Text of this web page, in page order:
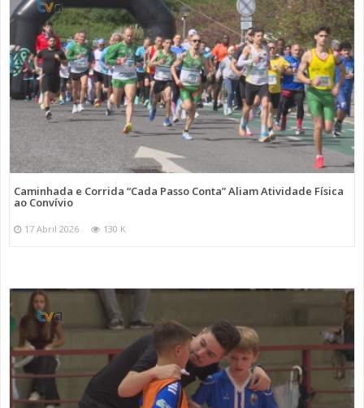
Caminhada e Corrida “Cada Passo Conta” Aliam Atividade Física
ao Convívio
17 Abril 2026 130 K